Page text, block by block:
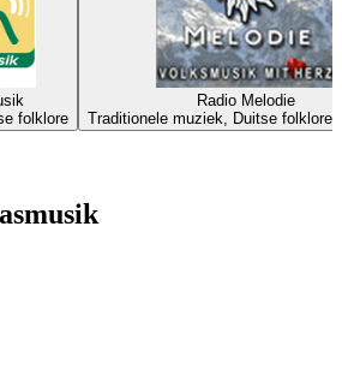
folklore
Radio Melodie
Traditionele muziek, Duitse folklore,